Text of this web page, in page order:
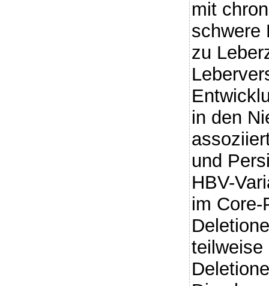
mit
schwere
zu
in den
und
HBV-
im
teilweise